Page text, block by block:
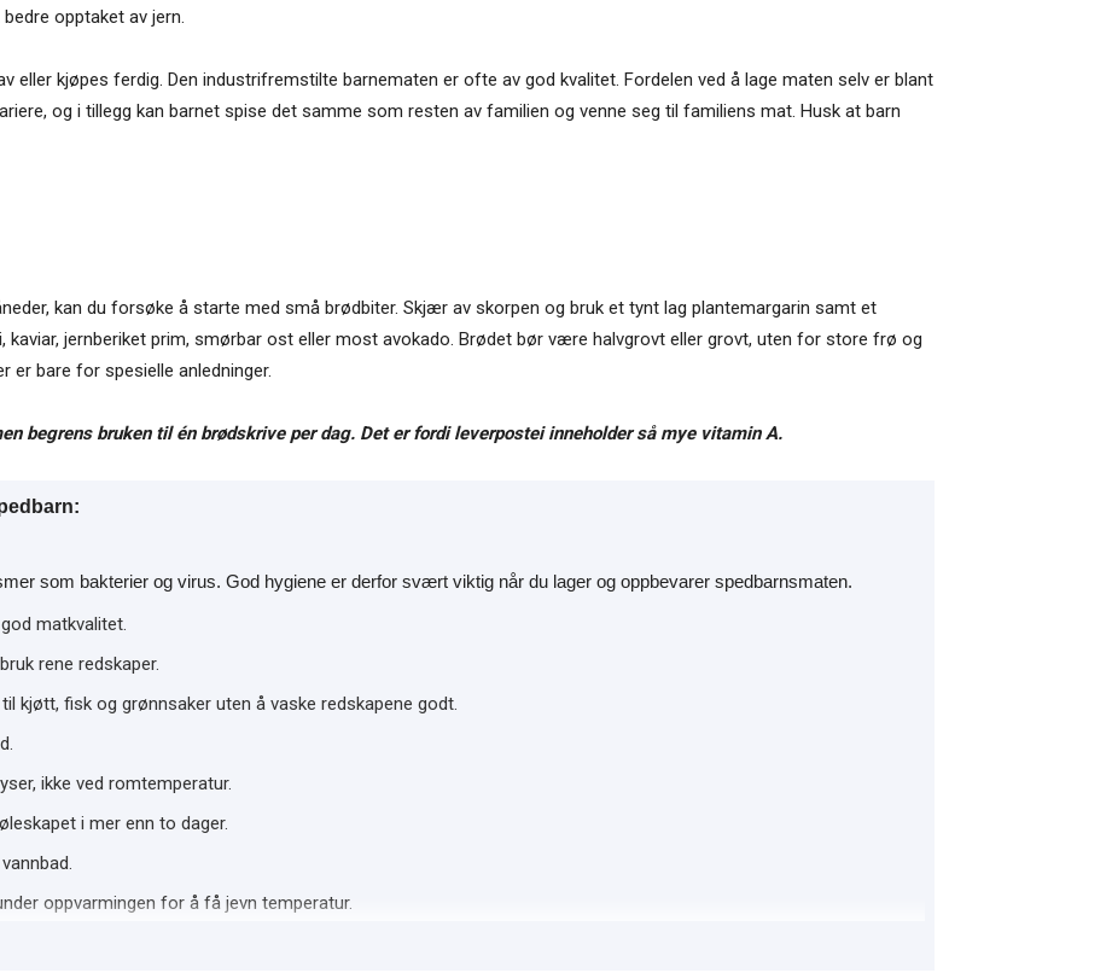
opptaket av jern.
eller kjøpes ferdig. Den industrifrem­stilte barnematen er ofte av god kvalitet. Fordelen ved å lage maten selv er blant
og i tillegg kan barnet spise det samme som resten av familien og venne seg til familiens mat. Husk at barn
kan du forsøke å starte med små brødbiter. Skjær av skorpen og bruk et tynt lag plantemargarin samt et
kaviar, jernberiket prim, smørbar ost eller most avokado. Brødet bør være halvgrovt eller grovt, uten for store frø og
er bare for spesielle anledninger.
begrens bruken til én brødskrive per dag. Det er fordi leverpostei inneholder så mye vitamin A.
som bakterier og virus. God hygiene er derfor svært viktig når du lager og oppbevarer spedbarnsmaten.
matkvalitet.
rene redskaper.
kjøtt, fisk og grønnsaker uten å vaske redskapene godt.
ikke ved romtemperatur.
i mer enn to dager.
opp­varmingen for å få jevn temperatur.